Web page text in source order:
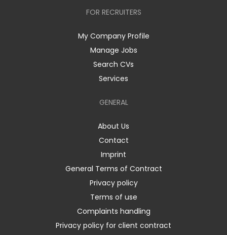
FOR RECRUITERS
My Company Profile
Manage Jobs
Search CVs
Services
GENERAL
About Us
Contact
Imprint
General Terms of Contract
Privacy policy
Terms of use
Complaints handling
Privacy policy for client contract